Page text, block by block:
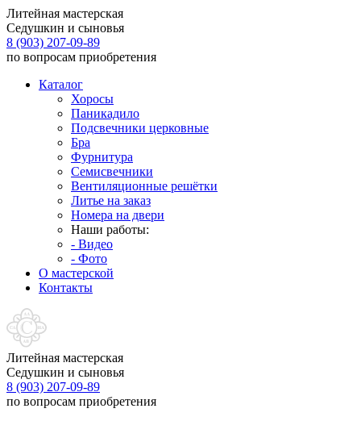
Литейная мастерская
Седушкин и сыновья
8 (903) 207-09-89
по вопросам приобретения
Каталог
Хоросы
Паникадило
Подсвечники церковные
Бра
Фурнитура
Семисвечники
Вентиляционные решётки
Литье на заказ
Номера на двери
Наши работы:
- Видео
- Фото
О мастерской
Контакты
Литейная мастерская
Седушкин и сыновья
8 (903) 207-09-89
по вопросам приобретения